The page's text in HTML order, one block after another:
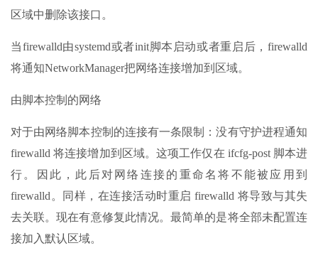
区域中删除该接口。
当firewalld由systemd或者init脚本启动或者重启后，firewalld
将通知NetworkManager把网络连接增加到区域。
由脚本控制的网络
对于由网络脚本控制的连接有一条限制：没有守护进程通知
firewalld 将连接增加到区域。这项工作仅在 ifcfg-post 脚本进
行。因此，此后对网络连接的重命名将不能被应用到
firewalld。同样，在连接活动时重启 firewalld 将导致与其失
去关联。现在有意修复此情况。最简单的是将全部未配置连
接加入默认区域。